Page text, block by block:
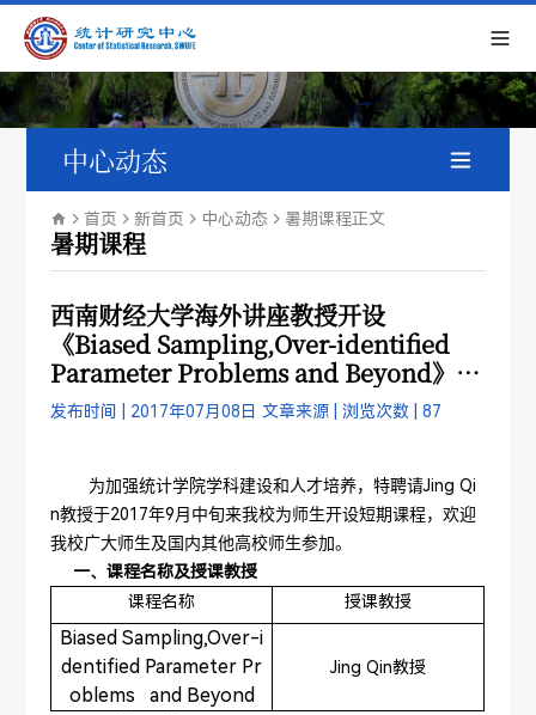
中心动态
新闻中心
学术会议
暑期课程
暑期课程
首页 新首页 中心动态 暑期课程正文
西南财经大学海外讲座教授开设
《Biased Sampling,Over-identified
Parameter Problems and Beyond》
短期课程的通知
发布时间 | 2017年07月08日 文章来源 |浏览次数 |87
为加强统计学院学科建设和人才培养，特聘请Jing Qi
n教授于2017年9 月中旬来我校为师生开设短期课程，欢迎
我校广大师生及国内其他高校师生参加。
一、课程名称及授课教授
课程名称
授课教授
Biased Sampling,Over-i
dentified Parameter Pr
oblems   and Beyond
Jing Qin教授